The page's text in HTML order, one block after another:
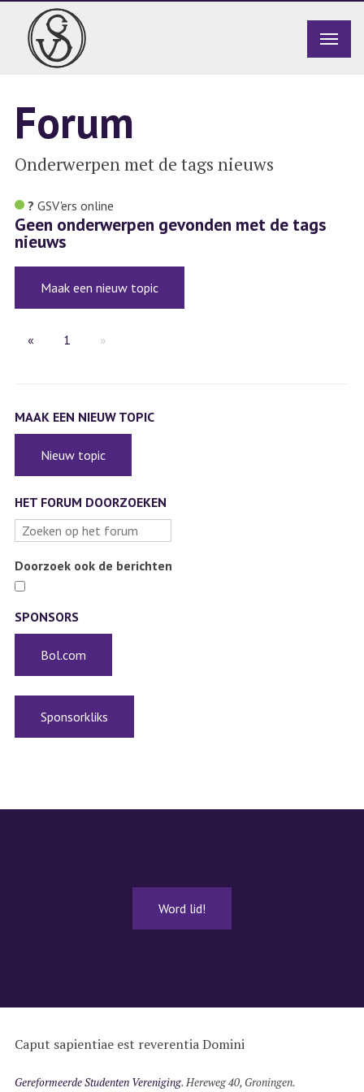
Forum
Onderwerpen met de tags nieuws
? GSV'ers online
Geen onderwerpen gevonden met de tags
nieuws
Maak een nieuw topic
« 1 »
MAAK EEN NIEUW TOPIC
Nieuw topic
HET FORUM DOORZOEKEN
Doorzoek ook de berichten
SPONSORS
Bol.com
Sponsorkliks
Word lid!
Caput sapientiae est reverentia Domini
Gereformeerde Studenten Vereniging. Hereweg 40, Groningen.